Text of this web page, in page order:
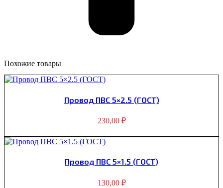
Похожие товары
Пpовод ПВС 5×2.5 (ГОСТ)
230,00 ₽
Пpовод ПВС 5×1.5 (ГОСТ)
130,00 ₽